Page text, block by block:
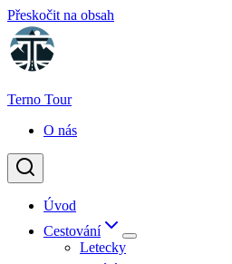
Přeskočit na obsah
Terno Tour
O nás
Úvod
Cestování
Letecky